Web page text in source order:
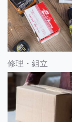
修理・組立